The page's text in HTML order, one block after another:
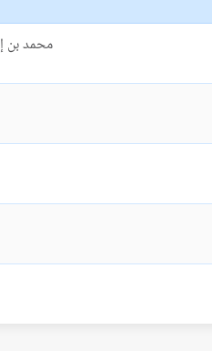
محمد بن